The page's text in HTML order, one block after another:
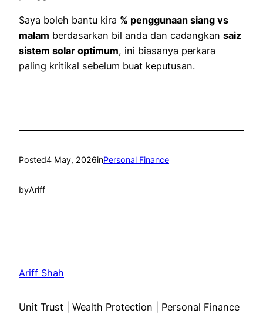
Saya boleh bantu kira % penggunaan siang vs
malam berdasarkan bil anda dan cadangkan saiz
sistem solar optimum, ini biasanya perkara
paling kritikal sebelum buat keputusan.
Posted4 May, 2026inPersonal Finance
byAriff
Ariff Shah
Unit Trust | Wealth Protection | Personal Finance